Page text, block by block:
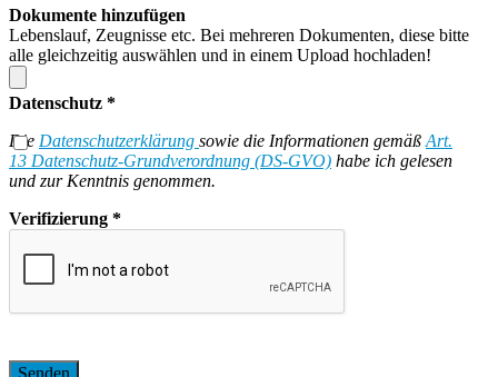
Dokumente hinzufügen
Lebenslauf, Zeugnisse etc. Bei mehreren Dokumenten, diese bitte
alle gleichzeitig auswählen und in einem Upload hochladen!
Datenschutz *
Die Datenschutzerklärung sowie die Informationen gemäß Art.
13 Datenschutz-Grundverordnung (DS-GVO) habe ich gelesen
und zur Kenntnis genommen.
Verifizierung *